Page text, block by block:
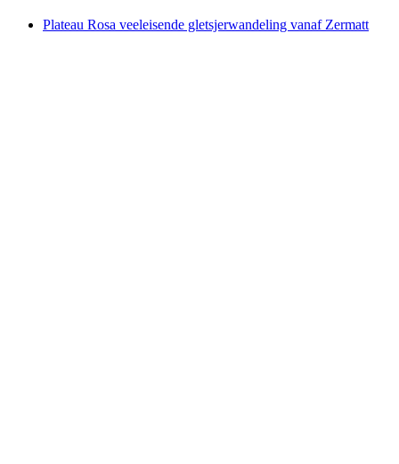
Plateau Rosa veeleisende gletsjerwandeling vanaf Zermatt